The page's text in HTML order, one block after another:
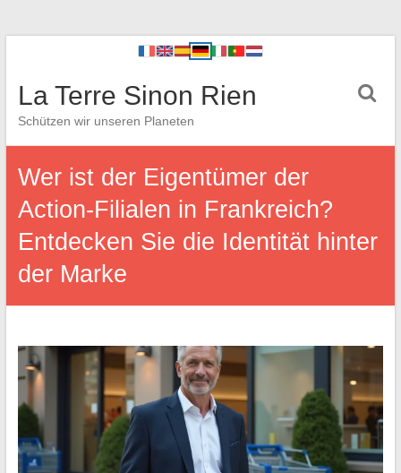
La Terre Sinon Rien
Schützen wir unseren Planeten
Wer ist der Eigentümer der
Action-Filialen in Frankreich?
Entdecken Sie die Identität hinter
der Marke